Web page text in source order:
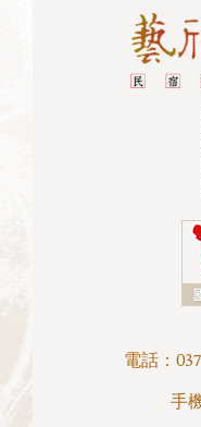
電話：
手